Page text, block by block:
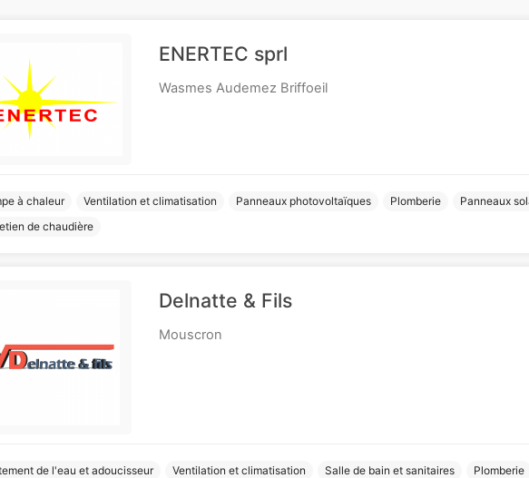
ENERTEC sprl
Wasmes Audemez Briffoeil
à chaleur Ventilation et climatisation Panneaux photovoltaïques Plomberie
Panneaux
de chaudière
Delnatte & Fils
Mouscron
de l'eau et adoucisseur Ventilation et climatisation Salle de bain et sanitaires Plomberie